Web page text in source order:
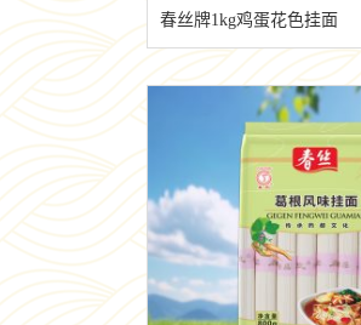
春丝牌1kg鸡蛋花色挂面